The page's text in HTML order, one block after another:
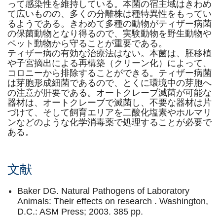
って感染性を維持している。本菌の宿主域はきわめ
て広いものの、多くの分離株は種特異性をもってい
るようである。きわめて多種の動物がティザー病菌
の保菌動物となり得るので、実験動物を野生動物や
ペット動物から守ることが重要である。
ティザー病の有効な治療法はない。本菌は、胚移植
や子宮摘出による再構築（クリーン化）によって、
コロニーから排除することができる。ティザー病菌
は芽胞形成細菌であるので、とくに環境中の芽胞へ
の注意が肝要である。オートクレーブ滅菌が可能な
器材は、オートクレーブで滅菌し、不要な器材は片
づけて、そして飼育エリアを二酸化塩素やホルマリ
ンなどのような化学消毒薬で処理することが必要で
ある。
文献
Baker DG. Natural Pathogens of Laboratory
Animals: Their effects on research . Washington,
D.C.: ASM Press; 2003. 385 pp.